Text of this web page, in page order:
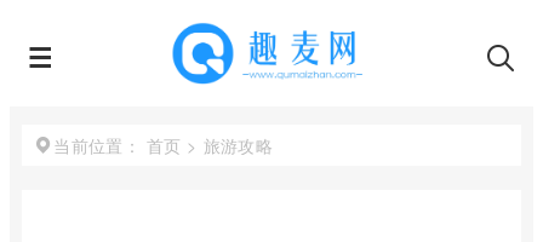
当前位置： 首页 > 旅游攻略